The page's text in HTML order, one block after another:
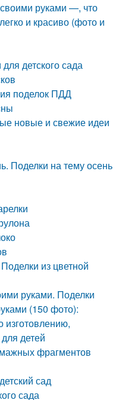
руками —, что
и красиво (фото и
детского сада
поделок ПДД
новые и свежие идеи
Поделки на тему осень
из цветной
руками. Поделки
(150 фото):
изготовлению,
детей
фрагментов
сад
сада